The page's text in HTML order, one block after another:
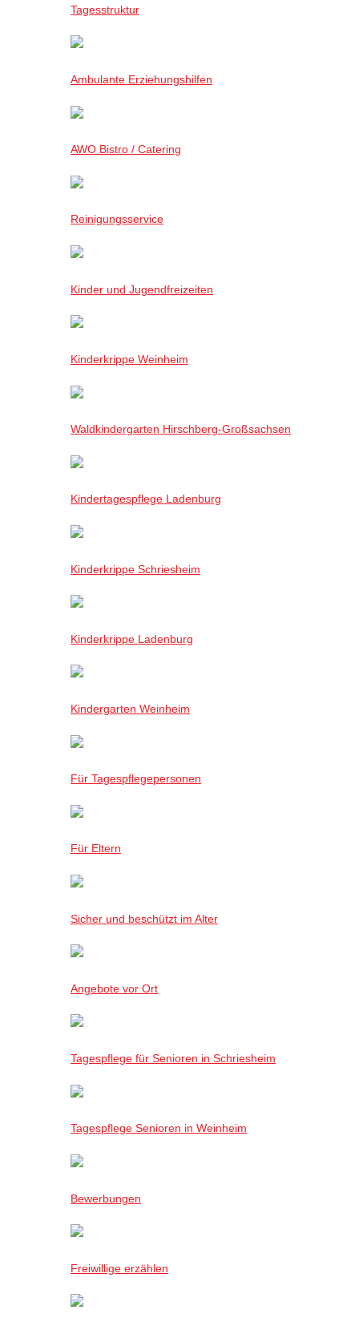
Tagesstruktur
Ambulante Erziehungshilfen
AWO Bistro / Catering
Reinigungsservice
Kinder und Jugendfreizeiten
Kinderkrippe Weinheim
Waldkindergarten Hirschberg-Großsachsen
Kindertagespflege Ladenburg
Kinderkrippe Schriesheim
Kinderkrippe Ladenburg
Kindergarten Weinheim
Für Tagespflegepersonen
Für Eltern
Sicher und beschützt im Alter
Angebote vor Ort
Tagespflege für Senioren in Schriesheim
Tagespflege Senioren in Weinheim
Bewerbungen
Freiwillige erzählen